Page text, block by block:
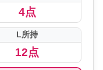
4点
L所持
12点